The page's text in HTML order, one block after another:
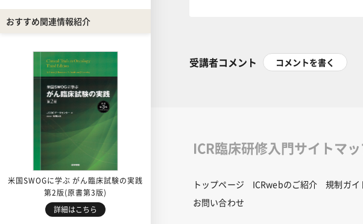
おすすめ関連情報紹介
米国SWOGに学ぶ がん臨床試験の実践
第2版(原書第3版)
詳細はこちら
受講者コメント コメントを書く
ICR臨床研修入門サイトマ
トップページ ICRwebのご紹介 規制ガイ
お問い合わせ